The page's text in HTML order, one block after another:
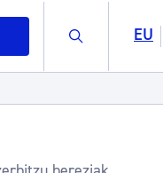
Buscar EU
Kultura, San Telmo,